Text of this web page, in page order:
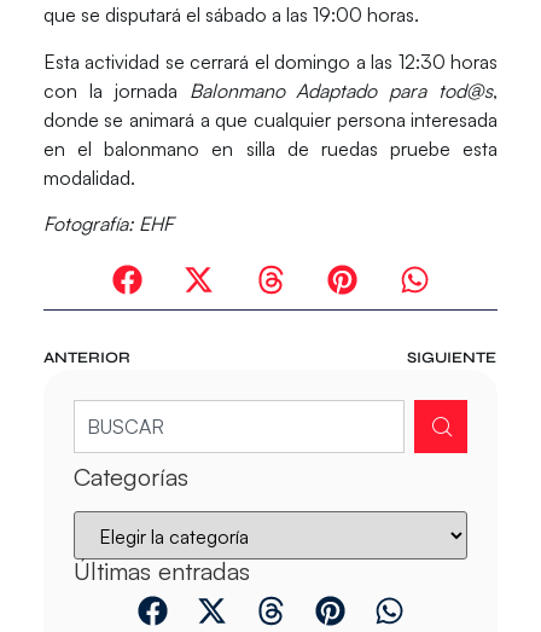
que se disputará el sábado a las 19:00 horas.
Esta actividad se cerrará el domingo a las 12:30 horas
con la jornada Balonmano Adaptado para tod@s,
donde se animará a que cualquier persona interesada
en el balonmano en silla de ruedas pruebe esta
modalidad.
Fotografía: EHF
ANTERIOR SIGUIENTE
Categorías
Últimas entradas